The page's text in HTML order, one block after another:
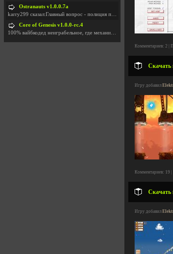
Комментариев: 2 |
Скачать
Игру добавил
Комментариев: 19
Скачать
Игру добавил
Ostranauts v1.0.0.7a
karry299 сказал:Главный вопрос - полиция по-прежне
Core of Genesis v1.0.0-rc.4
100% вайбкодед неиграбельное, где механики знает т